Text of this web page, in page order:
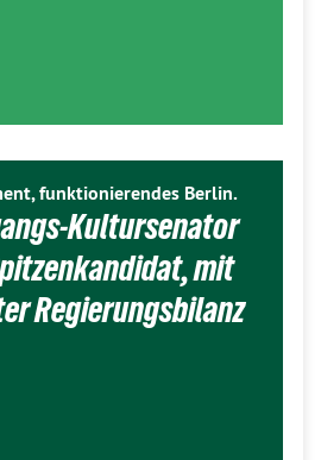
funktionierendes Berlin.
Kultursenator
mit
Regierungsbilanz